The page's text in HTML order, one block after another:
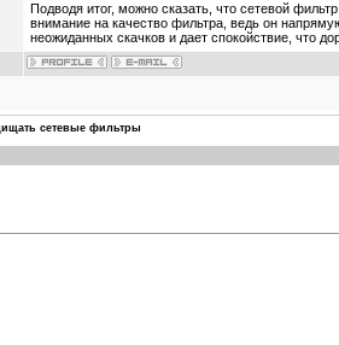
Подводя итог, можно сказать, что сетевой
внимание на качество фильтра, ведь он
неожиданных скачков и дает спокойствие, что
сетевые фильтры